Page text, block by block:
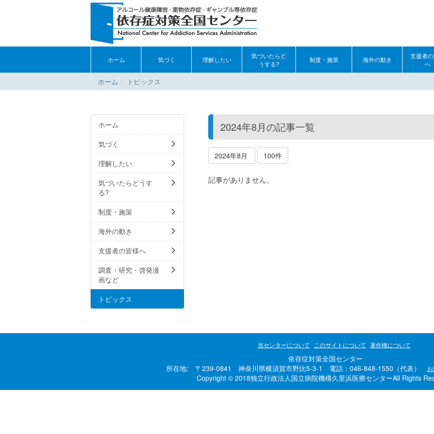
ホーム 気づく 理解したい
気づいたらど
うする?
制度・施策 海外の動き
支援者
へ
ホーム トピックス
2024年8月の記事一覧
2024年8月 100件
記事がありません。
ホーム
気づく
理解したい
気づいたらどうす
る?
制度・施策
海外の動き
支援者の皆様へ
調査・研究・啓発漫
画など
トピックス
当センターについて このサイトについて 著作権について
依存症対策全国センター
所在地: 〒239-0841 神奈川県横須賀市野比5-3-1 電話：046-848-1550（代表）
Copyright © 2018独立行政法人国立病院機構久里浜医療センターAll Rights